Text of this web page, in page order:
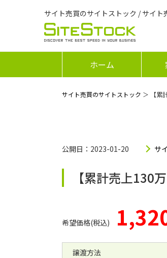
サイト売買のサイトストック / サイ
ホーム
サイト売買のサイトストック ＞ 【累
公開日：2023-01-20 サ
【累計売上130
希望価格(税込)
譲渡方法